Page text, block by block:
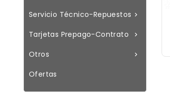

Servicio Técnico-Repuestos

Tarjetas Prepago-Contrato

Otros
Ofertas